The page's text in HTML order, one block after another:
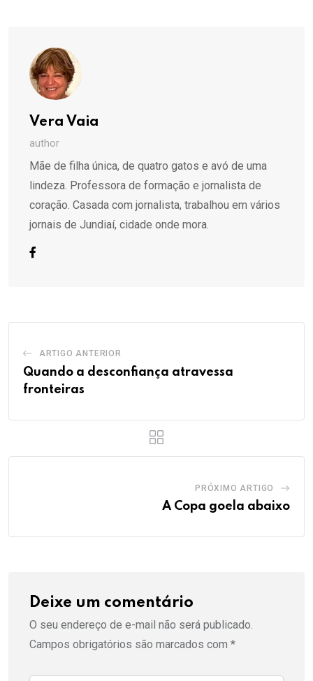
Vera Vaia
author
Mãe de filha única, de quatro gatos e avó de uma
lindeza. Professora de formação e jornalista de
coração. Casada com jornalista, trabalhou em vários
jornais de Jundiaí, cidade onde mora.
ARTIGO ANTERIOR
Quando a desconfiança atravessa
fronteiras
PRÓXIMO ARTIGO
A Copa goela abaixo
Deixe um comentário
O seu endereço de e-mail não será publicado.
Campos obrigatórios são marcados com *